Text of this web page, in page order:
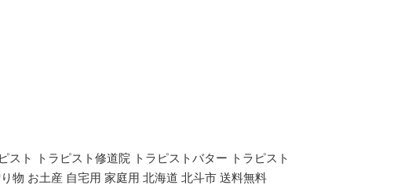
スト トラピスト修道院 トラピストバター トラピスト
物 お土産 自宅用 家庭用 北海道 北斗市 送料無料